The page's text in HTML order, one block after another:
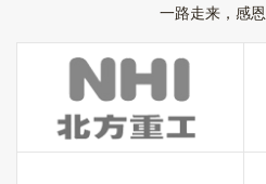
一路走来，感